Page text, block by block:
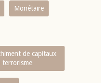
Monétaire
de capitaux
terrorisme